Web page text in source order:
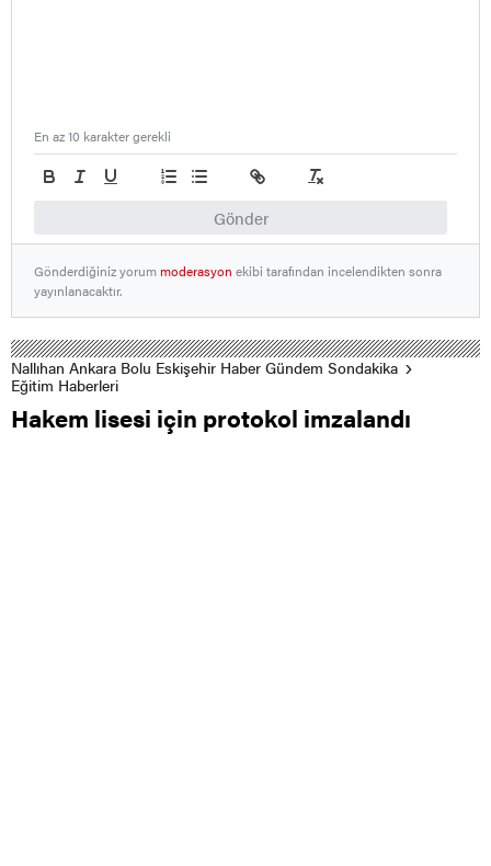
Gönder
En az 10 karakter gerekli
Gönderdiğiniz yorummoderasyon ekibi tarafından incelendikten sonra
yayınlanacaktır.
Nallıhan Ankara Bolu Eskişehir Haber Gündem Sondakika
Eğitim Haberleri
Hakem lisesi için protokol imzalandı